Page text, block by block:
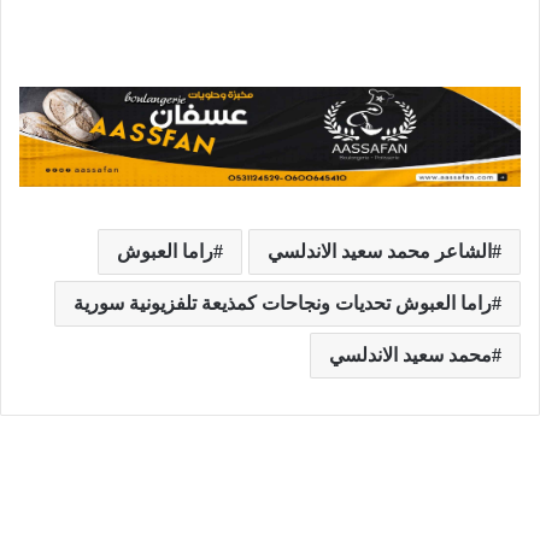
الشاعر محمد سعيد الاندلسي راما العبوش
راما العبوش تحديات ونجاحات كمذيعة تلفزيونية سورية
محمد سعيد الاندلسي